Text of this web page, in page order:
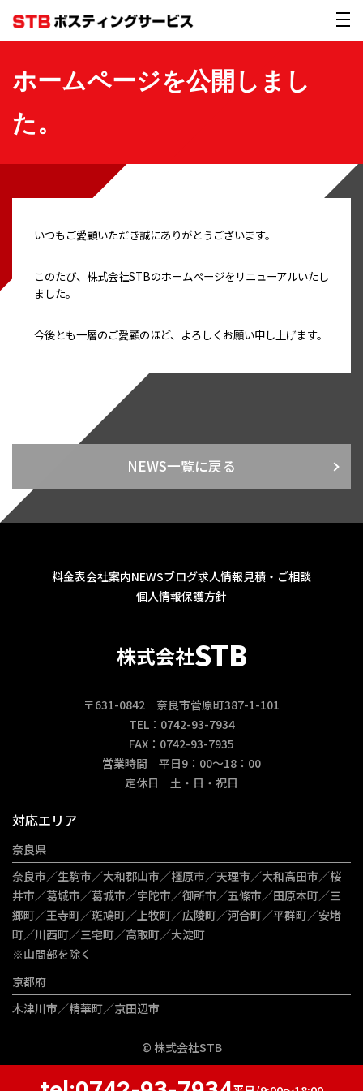
ホームページを公開しまし
た。
いつもご愛顧いただき誠にありがとうございます。
このたび、株式会社STBのホームページをリニューアルいたし
ました。
今後とも一層のご愛顧のほど、よろしくお願い申し上げます。
NEWS一覧に戻る
株式会社STB
〒631-0842 奈良市菅原町387-1-101
TEL：0742-93-7934
FAX：0742-93-7935
営業時間 平日9：00～18：00
定休日 土・日・祝日
料金表会社案内NEWSブログ求人情報見積・ご相談
個人情報保護方針
対応エリア
奈良県
奈良市／生駒市／大和郡山市／橿原市／天理市／大和高田市／桜
井市／葛城市／葛城市／宇陀市／御所市／五條市／田原本町／三
郷町／王寺町／斑鳩町／上牧町／広陵町／河合町／平群町／安堵
町／川西町／三宅町／高取町／大淀町
※山間部を除く
京都府
木津川市／精華町／京田辺市
© 株式会社STB